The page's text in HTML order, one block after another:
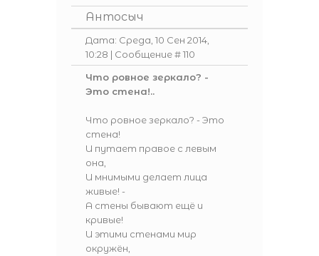
Антосыч
Дата: Среда, 10 Сен 2014,
10:28 | Сообщение #110
Что ровное зеркало? -
Это стена!..
Что ровное зеркало? - Это
стена!
И путает правое с левым
она,
И мнимыми делает лица
живые! -
А стены бывают ещё и
кривые!
И этими стенами мир
окружён,